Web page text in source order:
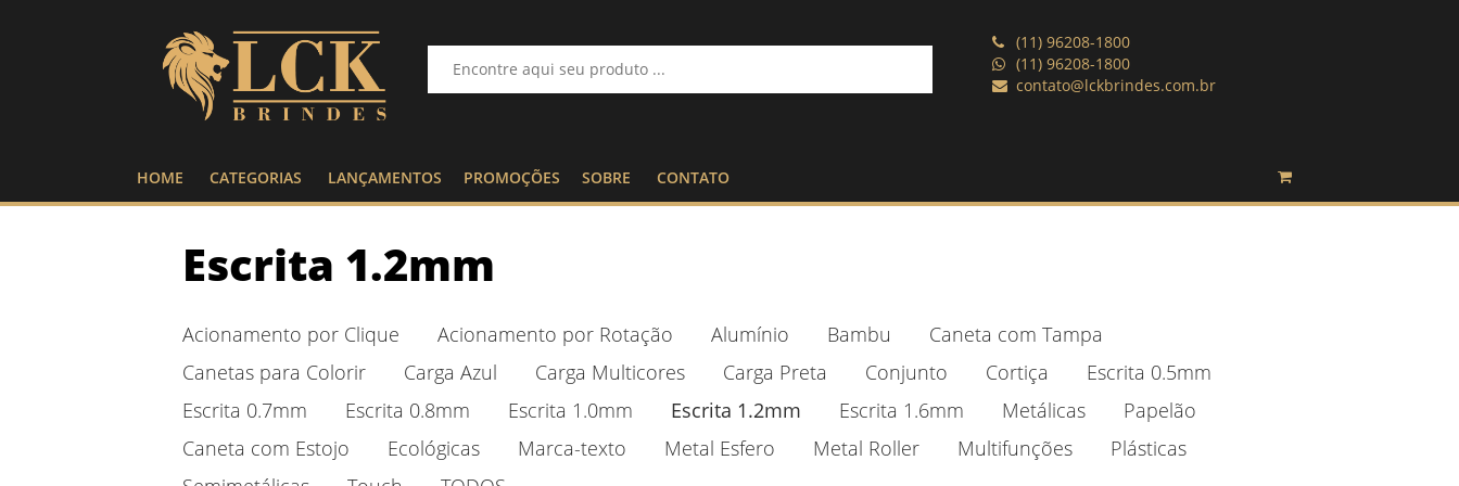
(11) 96208-1800
(11) 96208-1800
contato@lckbrindes.com.br
HOME CATEGORIAS LANÇAMENTOS PROMOÇÕES SOBRE CONTATO
Escrita 1.2mm
Acionamento por Clique Acionamento por Rotação Alumínio Bambu
Caneta com Tampa
Canetas para Colorir
Carga Azul Carga Multicores Carga Preta Conjunto Cortiça
Escrita 0.5mm
Escrita 0.7mm
Escrita 0.8mm Escrita 1.0mm Escrita 1.2mm Escrita 1.6mm Metálicas
Papelão
Caneta com Estojo
Ecológicas Marca-texto Metal Esfero Metal Roller Multifunções
Plásticas